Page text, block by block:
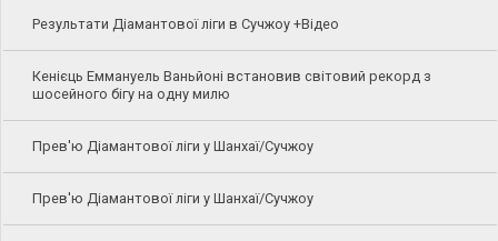
Результати Діамантової ліги в Сучжоу +Відео
Кенієць Еммануель Ваньйоні встановив світовий рекорд з
шосейного бігу на одну милю
Прев'ю Діамантової ліги у Шанхаї/Сучжоу
Прев'ю Діамантової ліги у Шанхаї/Сучжоу